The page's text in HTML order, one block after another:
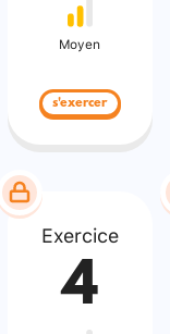
Moyen
s'exercer
Exercice
4